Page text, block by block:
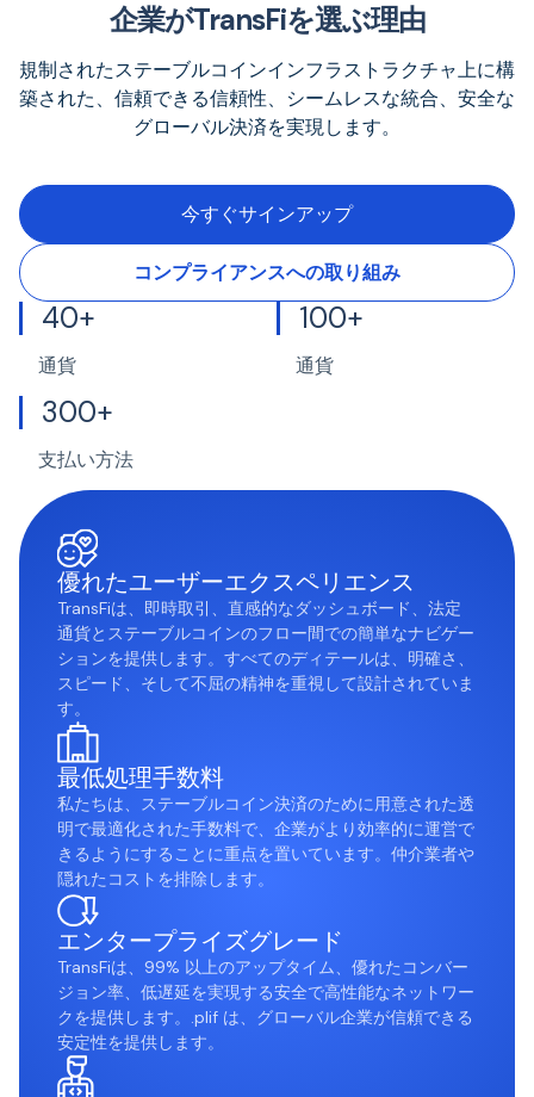
企業がTransFiを選ぶ理由
規制されたステーブルコインインフラストラクチャ上に構
築された、信頼できる信頼性、シームレスな統合、安全な
グローバル決済を実現します。
今すぐサインアップ
コンプライアンスへの取り組み
40+
通貨
100+
通貨
300+
支払い方法
優れたユーザーエクスペリエンス
TransFiは、即時取引、直感的なダッシュボード、法定
通貨とステーブルコインのフロー間での簡単なナビゲー
ションを提供します。すべてのディテールは、明確さ、
スピード、そして不屈の精神を重視して設計されていま
す。
最低処理手数料
私たちは、ステーブルコイン決済のために用意された透
明で最適化された手数料で、企業がより効率的に運営で
きるようにすることに重点を置いています。仲介業者や
隠れたコストを排除します。
エンタープライズグレード
TransFiは、99% 以上のアップタイム、優れたコンバー
ジョン率、低遅延を実現する安全で高性能なネットワー
クを提供します。.plif は、グローバル企業が信頼できる
安定性を提供します。